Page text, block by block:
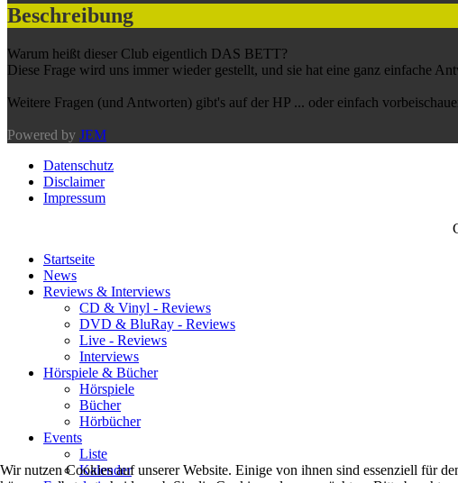
Beschreibung
Warum heißt dieser Club eigentlich DAS BETT?
Diese Frage wird uns immer wieder gestellt, und sie hat eine ganz einfache
Weitere Fragen (und Antworten) gibt's auf der HP ... oder einfach
Powered by JEM
Datenschutz
Disclaimer
Impressum
Startseite
News
Reviews & Interviews
CD & Vinyl - Reviews
DVD & BluRay - Reviews
Live - Reviews
Interviews
Hörspiele & Bücher
Hörspiele
Bücher
Hörbücher
Events
Liste
Kalender
Wir nutzen Cookies auf unserer Website. Einige von ihnen sind essenziell für